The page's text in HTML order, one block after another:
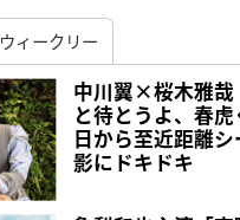
ウィークリー
中川翼×桜木雅哉
と待とうよ、春
日から至近距離
影にドキドキ